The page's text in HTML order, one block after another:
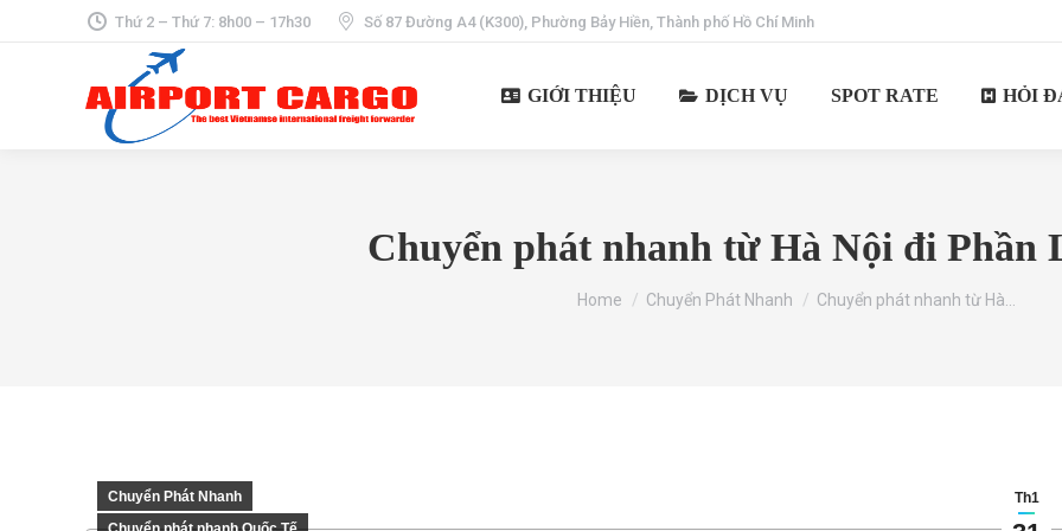
Thứ 2 – Thứ 7: 8h00 – 17h30 Số 87 Đường A4 (K300), Phường Bảy Hiền, Thành phố Hồ Chí Minh
GIỚI THIỆU DỊCH VỤ SPOT RATE HỎI
Chuyển phát nhanh từ Hà Nội đi Phần
You are here:
Home Chuyển Phát Nhanh Chuyển phát nhanh từ Hà…
Th1
Chuyển Phát Nhanh